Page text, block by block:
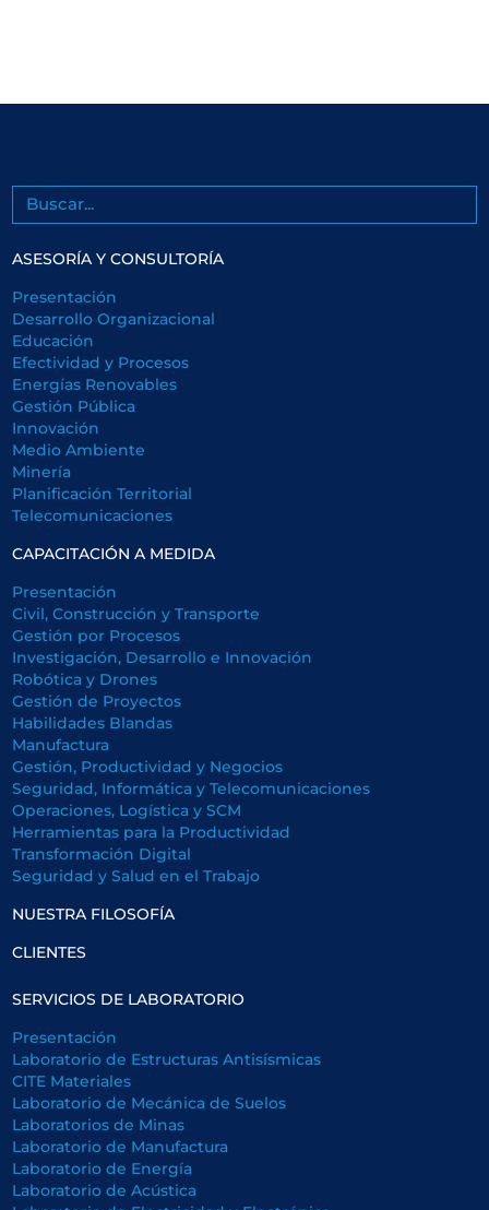
Buscar
ASESORÍA Y CONSULTORÍA
Presentación
Desarrollo Organizacional
Educación
Efectividad y Procesos
Energías Renovables
Gestión Pública
Innovación
Medio Ambiente
Minería
Planificación Territorial
Telecomunicaciones
CAPACITACIÓN A MEDIDA
Presentación
Civil, Construcción y Transporte
Gestión por Procesos
Investigación, Desarrollo e Innovación
Robótica y Drones
Gestión de Proyectos
Habilidades Blandas
Manufactura
Gestión, Productividad y Negocios
Seguridad, Informática y Telecomunicaciones
Operaciones, Logística y SCM
Herramientas para la Productividad
Transformación Digital
Seguridad y Salud en el Trabajo
NUESTRA FILOSOFÍA
CLIENTES
SERVICIOS DE LABORATORIO
Presentación
Laboratorio de Estructuras Antisísmicas
CITE Materiales
Laboratorio de Mecánica de Suelos
Laboratorios de Minas
Laboratorio de Manufactura
Laboratorio de Energía
Laboratorio de Acústica